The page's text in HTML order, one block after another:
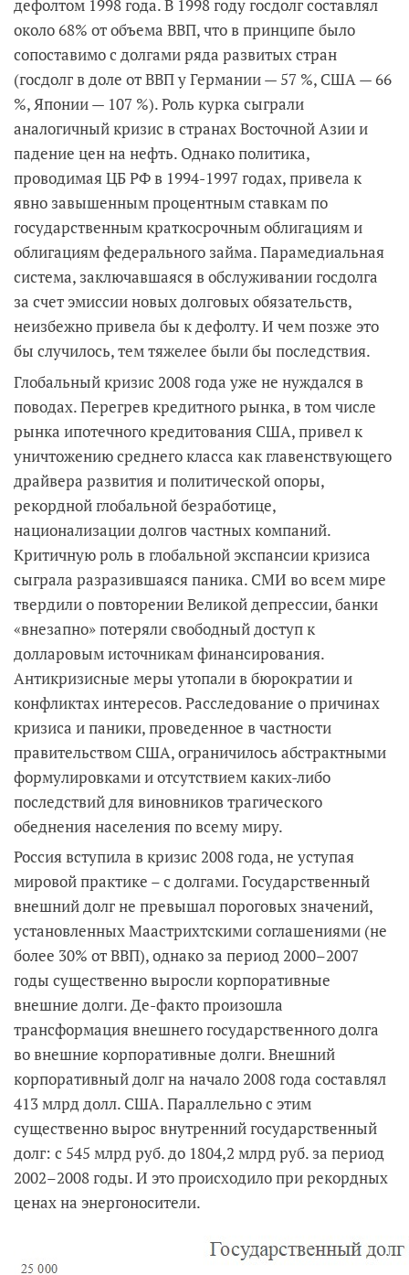
дефолтом 1998 года. В 1998 году госдолг составлял
около 68% от объема ВВП, что в принципе было
сопоставимо с долгами ряда развитых стран
(госдолг в доле от ВВП у Германии — 57 %, США — 66
%, Японии — 107 %). Роль курка сыграли
аналогичный кризис в странах Восточной Азии и
падение цен на нефть. Однако политика,
проводимая ЦБ РФ в 1994-1997 годах, привела к
явно завышенным процентным ставкам по
государственным краткосрочным облигациям и
облигациям федерального займа. Парамедиальная
система, заключавшаяся в обслуживании госдолга
за счет эмиссии новых долговых обязательств,
неизбежно привела бы к дефолту. И чем позже это
бы случилось, тем тяжелее были бы последствия.
Глобальный кризис 2008 года уже не нуждался в
поводах. Перегрев кредитного рынка, в том числе
рынка ипотечного кредитования США, привел к
уничтожению среднего класса как главенствующего
драйвера развития и политической опоры,
рекордной глобальной безработице,
национализации долгов частных компаний.
Критичную роль в глобальной экспансии кризиса
сыграла разразившаяся паника. СМИ во всем мире
твердили о повторении Великой депрессии, банки
«внезапно» потеряли свободный доступ к
долларовым источникам финансирования.
Антикризисные меры утопали в бюрократии и
конфликтах интересов. Расследование о причинах
кризиса и паники, проведенное в частности
правительством США, ограничилось абстрактными
формулировками и отсутствием каких-либо
последствий для виновников трагического
обеднения населения по всему миру.
Россия вступила в кризис 2008 года, не уступая
мировой практике – с долгами. Государственный
внешний долг не превышал пороговых значений,
установленных Маастрихтскими соглашениями (не
более 30% от ВВП), однако за период 2000–2007
годы существенно выросли корпоративные
внешние долги. Де-факто произошла
трансформация внешнего государственного долга
во внешние корпоративные долги. Внешний
корпоративный долг на начало 2008 года составлял
413 млрд долл. США. Параллельно с этим
существенно вырос внутренний государственный
долг: с 545 млрд руб. до 1804,2 млрд руб. за период
2002–2008 годы. И это происходило при рекордных
ценах на энергоносители.